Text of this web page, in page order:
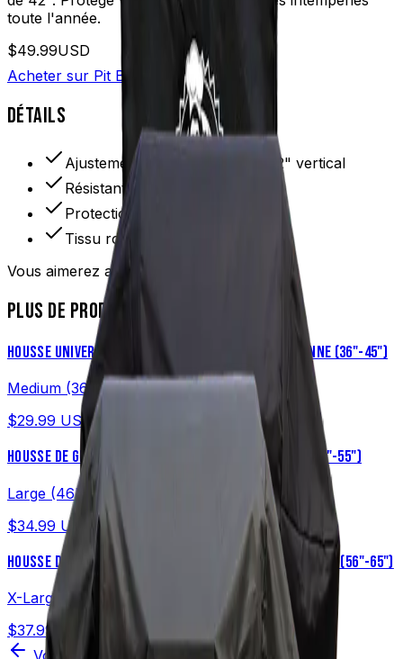
toute l'année.
$49.99USD
Acheter sur Pit Boss
DÉTAILS
Ajustement sur mesure pour 42" vertical
Résistant aux intempéries
Protection toute l'année
Tissu robuste
Vous aimerez aussi
PLUS DE PRODUITS
HOUSSE UNIVERSELLE POUR GRIL À GRANULES – MOYENNE (36"-45")
Medium (36"-45")
$29.99 USD
HOUSSE DE GRIL À GRANULES UNIVERSELLE – GRANDE (46"-55")
Large (46"-55")
$34.99 USD
HOUSSE DE GRIL À GRANULES UNIVERSELLE – TRÈS GRANDE (56"-65")
X-Large (56"-65")
$37.99